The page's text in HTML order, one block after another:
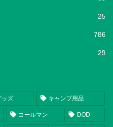
25
786
29
ッズ キャンプ用品
コールマン DOD